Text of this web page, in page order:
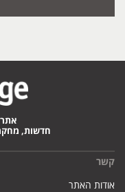
חדשות,
קשר
אודות האתר